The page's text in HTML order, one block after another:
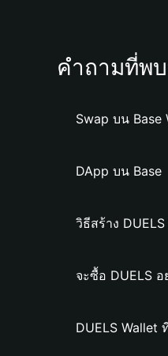
คำถามที่พ
Swap บน Base
DApp บน Base
วิธีสร้าง
จะซื้อ DUELS อ
DUELS Wallet